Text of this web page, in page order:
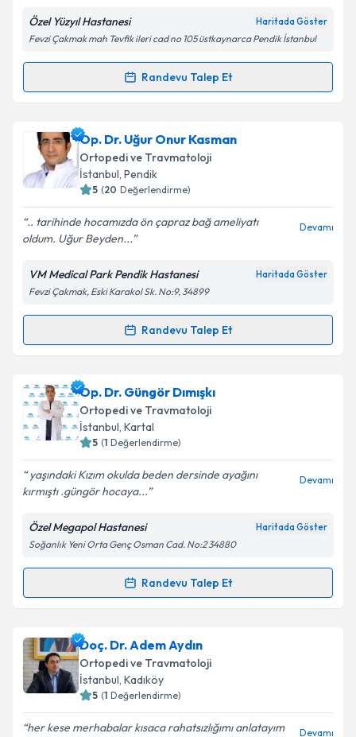
Özel Yüzyıl Hastanesi Haritada Göster
Fevzi Çakmak mah Tevfik ileri cad no 105 üstkaynarca Pendik İstanbul
Randevu Talep Et
Randevu Takvimi Talebi
Op. Dr. Rafet İdiniçin randevu takvimi talebi
oluşturun. Size bu uzmandan randevu almanız için bir
takvim hazırlandığında e-posta ile bilgilendireceğiz.
Kişisel verilerimin işlenmesine ilişkin
Aydınlatma
Metni'ni okudum ve kişisel verilerimin belirtilen
kapsamda işlenmesini kabul ediyorum.
Op. Dr. Uğur Onur Kasman
Ortopedi ve Travmatoloji
İstanbul, Pendik
5 (20 Değerlendirme)
.. tarihinde hocamızda ön çapraz bağ ameliyatı
oldum. Uğur Beyden...
Devamı
VM Medical Park Pendik Hastanesi Haritada Göster
Fevzi Çakmak, Eski Karakol Sk. No:9, 34899
Randevu Talep Et
Randevu Takvimi Talebi
Op. Dr. Uğur Onur Kasmaniçin randevu takvimi
talebi oluşturun. Size bu uzmandan randevu almanız
için bir takvim hazırlandığında e-posta ile
bilgilendireceğiz.
E-posta Adresiniz
Kişisel verilerimin işlenmesine ilişkin
Metni'ni okudum ve kişisel verilerimin belirtilen
kapsamda işlenmesini kabul ediyorum.
Op. Dr. Güngör Dımışkı
Ortopedi ve Travmatoloji
İstanbul, Kartal
5 (1 Değerlendirme)
yaşındaki Kızım okulda beden dersinde ayağını
kırmıştı .güngör hocaya...
Devamı
Özel Megapol Hastanesi Haritada Göster
Soğanlık Yeni Orta Genç Osman Cad. No:2 34880
Randevu Talep Et
Randevu Takvimi Talebi
Op. Dr. Güngör Dımışkıiçin randevu takvimi talebi
oluşturun. Size bu uzmandan randevu almanız için bir
takvim hazırlandığında e-posta ile bilgilendireceğiz.
Doç. Dr. Adem Aydın
Ortopedi ve Travmatoloji
İstanbul, Kadıköy
5 (1 Değerlendirme)
her kese merhabalar kısaca rahatsızlığımı anlatayım Devamı